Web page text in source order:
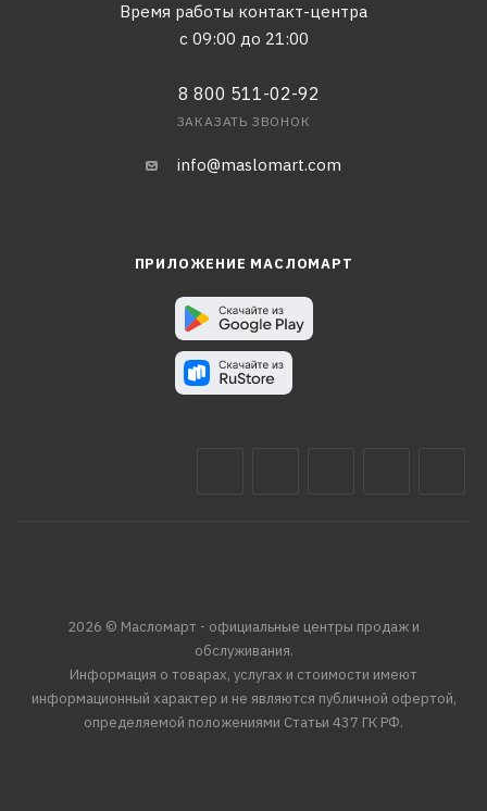
Время работы контакт-центра
с 09:00 до 21:00
8 800 511-02-92
ЗАКАЗАТЬ ЗВОНОК
info@maslomart.com
ПРИЛОЖЕНИЕ МАСЛОМАРТ
2026 © Масломарт - официальные центры продаж и
обслуживания.
Информация о товарах, услугах и стоимости имеют
информационный характер и не являются публичной офертой,
определяемой положениями Статьи 437 ГК РФ.